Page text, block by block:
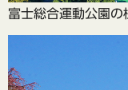
富士総合運動公園の